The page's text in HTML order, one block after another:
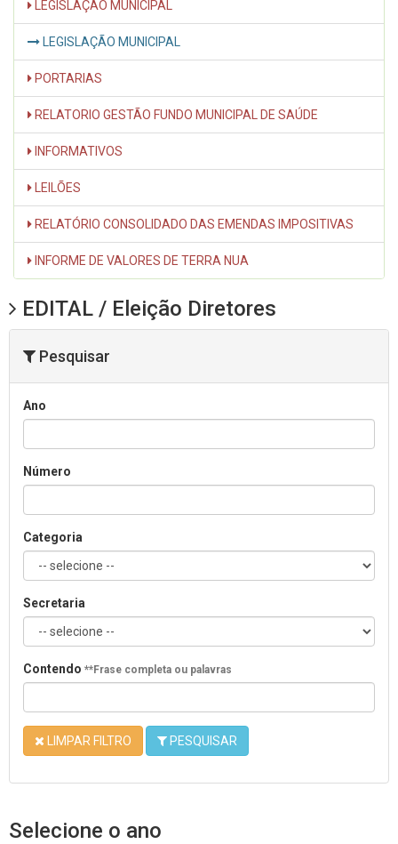
LEGISLAÇÃO MUNICIPAL
LEGISLAÇÃO MUNICIPAL
PORTARIAS
RELATORIO GESTÃO FUNDO MUNICIPAL DE SAÚDE
INFORMATIVOS
LEILÕES
RELATÓRIO CONSOLIDADO DAS EMENDAS IMPOSITIVAS
INFORME DE VALORES DE TERRA NUA
EDITAL / Eleição Diretores
Pesquisar
Ano
Número
Categoria
Secretaria
Contendo **Frase completa ou palavras
LIMPAR FILTRO PESQUISAR
Selecione o ano